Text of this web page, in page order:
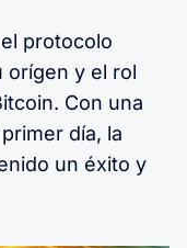
protocolo
orígen y el rol
Con una
día, la
un éxito y